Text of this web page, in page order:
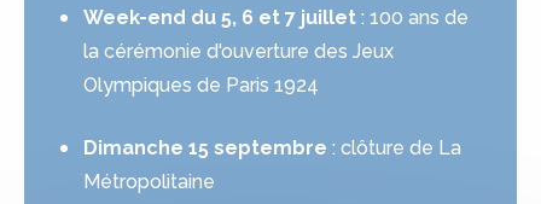
Week-end du 5, 6 et 7 juillet : 100 ans de
la cérémonie d'ouverture des Jeux
Olympiques de Paris 1924
Dimanche 15 septembre : clôture de La
Métropolitaine